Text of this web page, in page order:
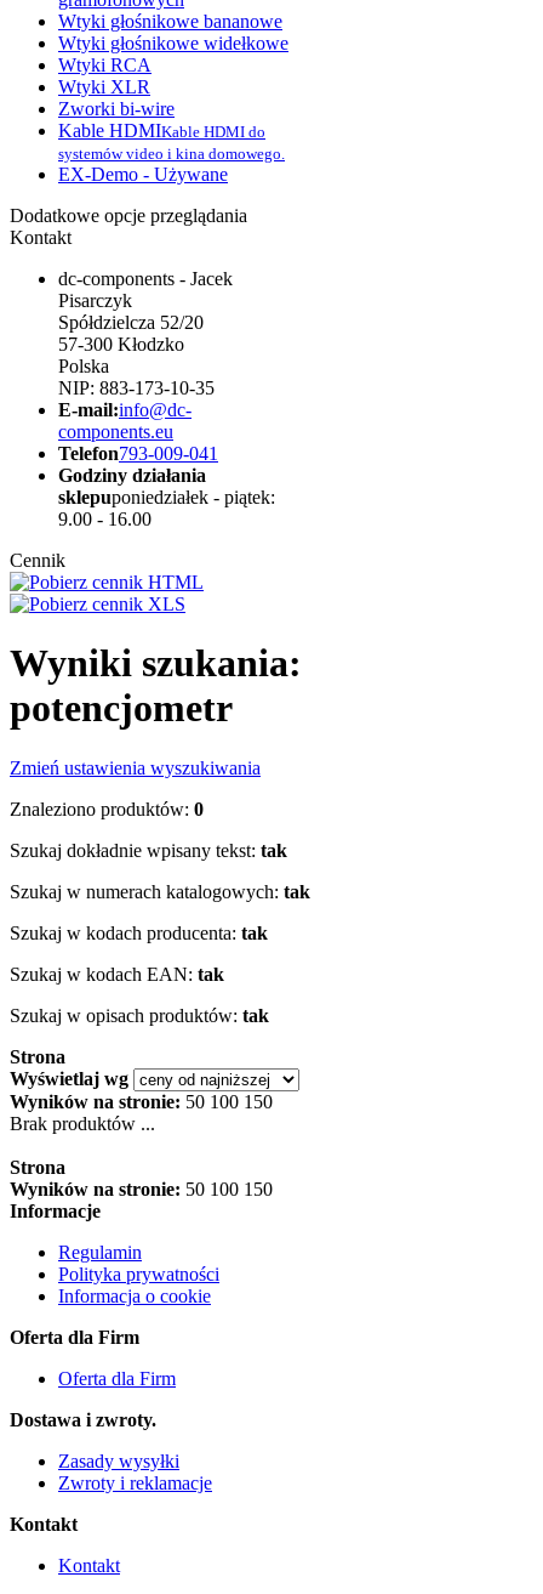
Wtyki głośnikowe bananowe
Wtyki głośnikowe widełkowe
Wtyki RCA
Wtyki XLR
Zworki bi-wire
Kable HDMIKable HDMI do
systemów video i kina domowego.
EX-Demo - Używane
Dodatkowe opcje przeglądania
Kontakt
dc-components - Jacek
Pisarczyk
Spółdzielcza 52/20
57-300 Kłodzko
Polska
NIP: 883-173-10-35
E-mail:info@dc-
components.eu
Telefon793-009-041
Godziny działania
sklepuponiedziałek - piątek:
9.00 - 16.00
Cennik
Wyniki szukania:
potencjometr
Zmień ustawienia wyszukiwania
Znaleziono produktów: 0
Szukaj dokładnie wpisany tekst: tak
Szukaj w numerach katalogowych: tak
Szukaj w kodach producenta: tak
Szukaj w kodach EAN: tak
Szukaj w opisach produktów: tak
Strona
Wyświetlaj wg
Wyników na stronie: 50 100 150
Brak produktów ...
Strona
Wyników na stronie: 50 100 150
Informacje
Regulamin
Polityka prywatności
Informacja o cookie
Oferta dla Firm
Oferta dla Firm
Dostawa i zwroty.
Zasady wysyłki
Zwroty i reklamacje
Kontakt
Kontakt